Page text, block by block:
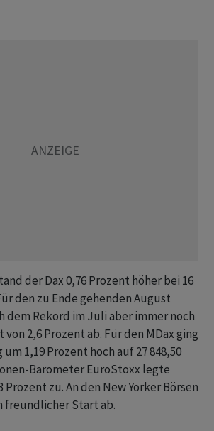
der Dax 0,76 Prozent höher bei 16
den zu Ende gehenden August
dem Rekord im Juli aber immer noch
2,6 Prozent ab. Für den MDax ging
1,19 Prozent hoch auf 27 848,50
Barometer EuroStoxx legte
zu. An den New Yorker Börsen
freundlicher Start ab.